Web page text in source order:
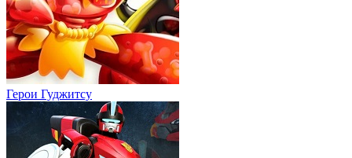
Герои Гуджитсу